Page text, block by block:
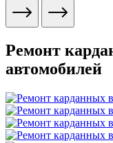
Ремонт
автомобилей